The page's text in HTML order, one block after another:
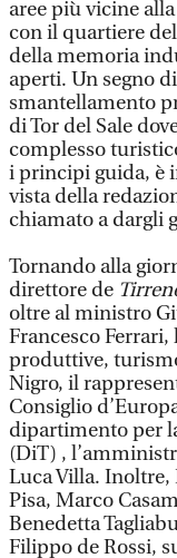
aree più vicine
con il quartiere
della memoria
aperti. Un segno
smantellamento
di Tor del Sale
complesso
i principi guida, è
vista della
chiamato a dargli
Tornando alla
direttore de
oltre al ministro
Francesco Ferrari,
produttive,
Nigro, il
Consiglio
dipartimento per
(DiT) ,
Luca Villa. Inoltre,
Pisa, Marco
Benedetta
Filippo de Rossi,